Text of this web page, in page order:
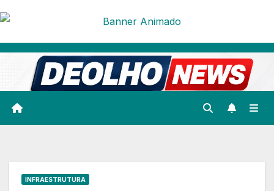
Skip
content
INFRAESTRUTURA